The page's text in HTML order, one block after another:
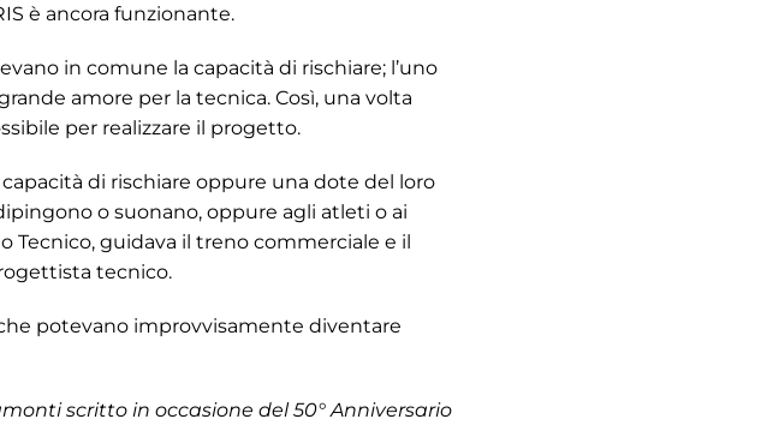
è ancora funzionante.
in comune la capacità di rischiare; l’uno
amore per la tecnica. Così, una volta
per realizzare il progetto.
di rischiare oppure una dote del loro
o suonano, oppure agli atleti o ai
Tecnico, guidava il treno commerciale e il
tecnico.
potevano improvvisamente diventare
scritto in occasione del 50° Anniversario